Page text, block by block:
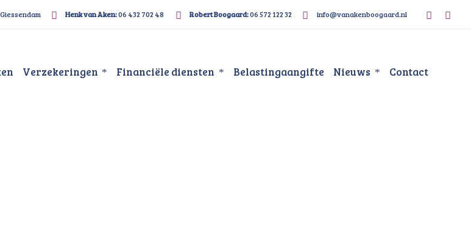
Henk van Aken:06 432 702 48 Robert Boogaard:06 572 122 32 info@vanakenboogaard.nl
Verzekeringen Financiële diensten Belastingaangifte Nieuws Contact